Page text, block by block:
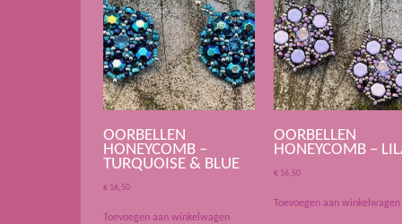
OORBELLEN
HONEYCOMB –
TURQUOISE & BLUE
€ 16,50
Toevoegen aan winkelwagen
OORBELLEN
HONEYCOMB –
€ 16,50
Toevoegen aan winkelwagen